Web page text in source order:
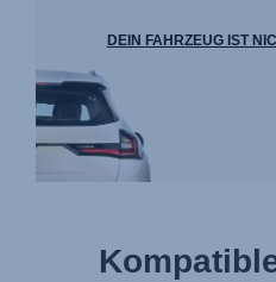
DEIN FAHRZEUG IST